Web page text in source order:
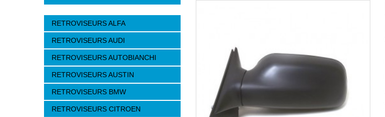
RETROVISEURS ALFA
RETROVISEURS AUDI
RETROVISEURS AUTOBIANCHI
RETROVISEURS AUSTIN
RETROVISEURS BMW
RETROVISEURS CITROEN